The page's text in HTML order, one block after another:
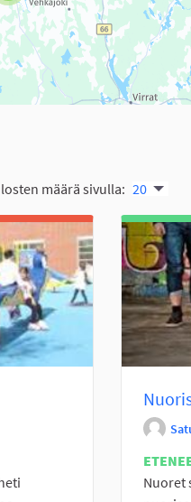
määrä sivulla: 20
Nuoret